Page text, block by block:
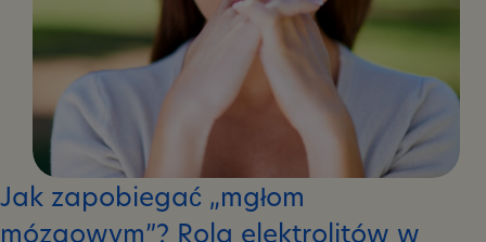
Jak zapobiegać „mgłom
mózgowym”? Rola elektrolitów w